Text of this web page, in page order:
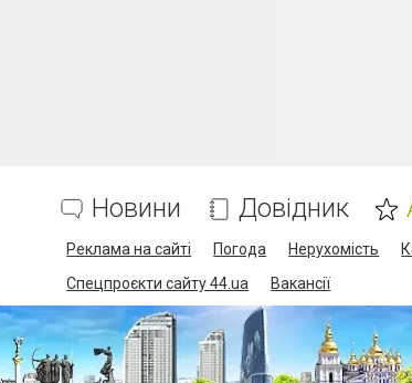
Новини Довідник
Реклама на сайті Погода Нерухомість
Спецпроєкти сайту 44.ua
Вакансії